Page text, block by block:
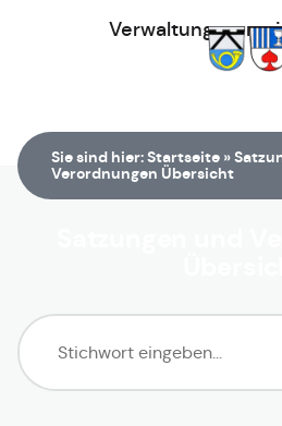
Sie sind hier:Startseite »
Verordnungen Übersicht